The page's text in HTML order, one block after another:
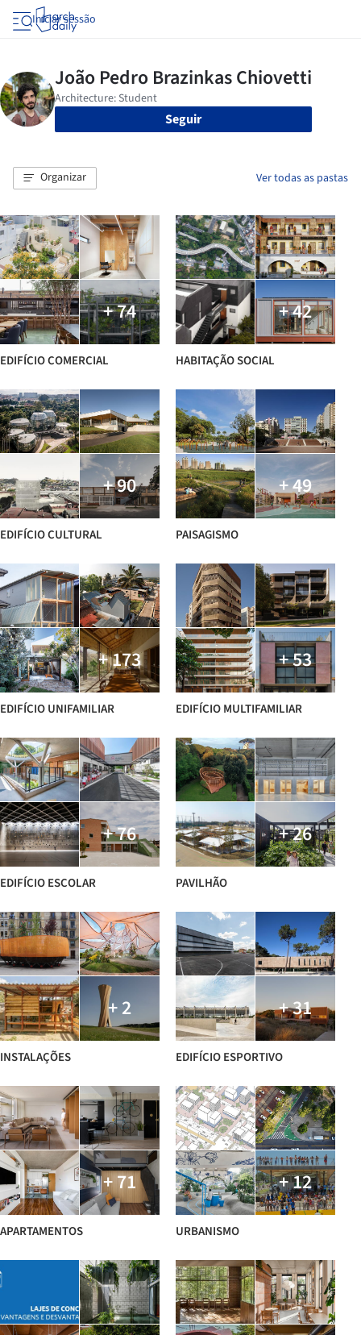
Iniciar sessão
Seguir
Organizar Ver todas as pastas
+ 74
EDIFÍCIO COMERCIAL
+ 42
HABITAÇÃO SOCIAL
+ 90
EDIFÍCIO CULTURAL
+ 49
PAISAGISMO
+ 173
EDIFÍCIO UNIFAMILIAR
+ 53
EDIFÍCIO MULTIFAMILIAR
+ 76
EDIFÍCIO ESCOLAR
+ 26
PAVILHÃO
+ 2
INSTALAÇÕES
+ 31
EDIFÍCIO ESPORTIVO
+ 71
APARTAMENTOS
+ 12
URBANISMO